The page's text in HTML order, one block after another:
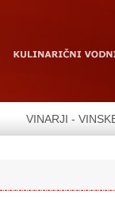
VINARJI -